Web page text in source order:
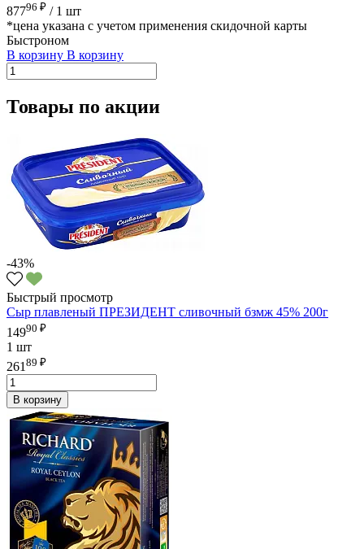
87796 ₽ / 1 шт
*цена указана с учетом применения скидочной карты
Быстроном
В корзину В корзину
Товары по акции
-43%
Быстрый просмотр
Сыр плавленый ПРЕЗИДЕНТ сливочный бзмж 45% 200г
14990 ₽
1 шт
261 89 ₽
В корзину